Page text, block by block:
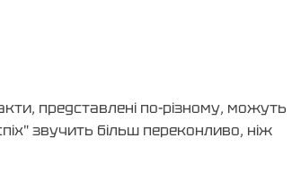
представлені по-різному, можуть
звучить більш переконливо, ніж